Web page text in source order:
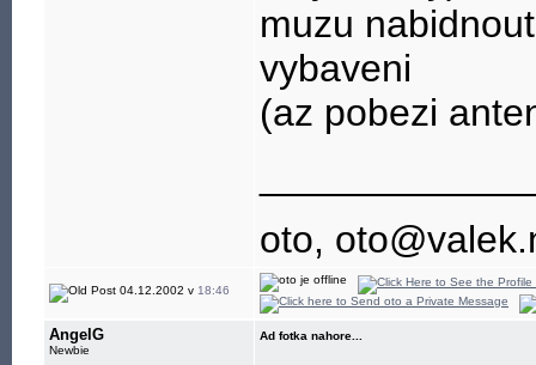
muzu
vybaveni
(az pobezi
oto,
04.12.2002 v 18:46
AngelG
Newbie
Ad fotka nahore...